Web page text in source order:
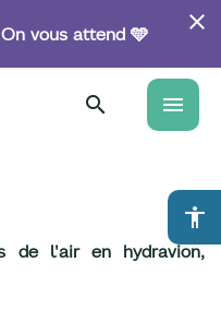
vous attend 🩵
menu
accessibility
de l'air en hydravion,